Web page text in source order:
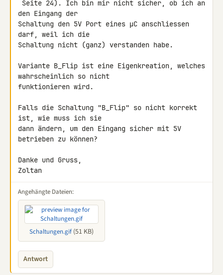
den Eingang der
Schaltung den 5V Port eines µC anschliessen
darf, weil ich die
Schaltung nicht (ganz) verstanden habe.
Variante B_Flip ist eine Eigenkreation, welches
wahrscheinlich so nicht
funktionieren wird.
Falls die Schaltung "B_Flip" so nicht korrekt
ist, wie muss ich sie
dann ändern, um den Eingang sicher mit 5V
betrieben zu können?
Danke und Gruss,
Zoltan
Angehängte Dateien:
Schaltungen.gif (51 KB)
Antwort